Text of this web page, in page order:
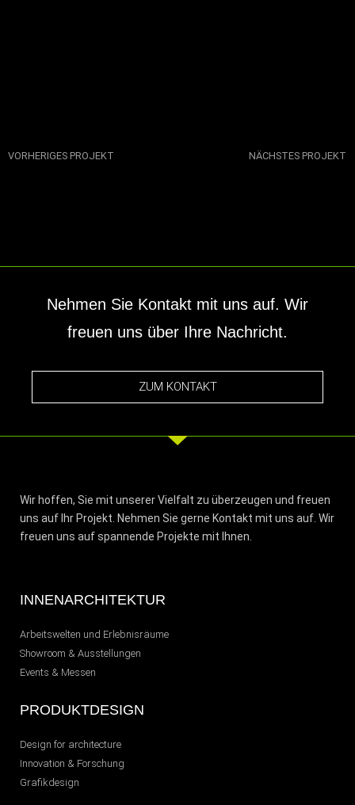
VORHERIGES PROJEKT NÄCHSTES PROJEKT
Nehmen Sie Kontakt mit uns auf. Wir
freuen uns über Ihre Nachricht.
ZUM KONTAKT
Wir hoffen, Sie mit unserer Vielfalt zu überzeugen und freuen
uns auf Ihr Projekt. Nehmen Sie gerne Kontakt mit uns auf. Wir
freuen uns auf spannende Projekte mit Ihnen.
INNENARCHITEKTUR
Arbeitswelten und Erlebnisräume
Showroom & Ausstellungen
Events & Messen
PRODUKTDESIGN
Design for architecture
Innovation & Forschung
Grafikdesign